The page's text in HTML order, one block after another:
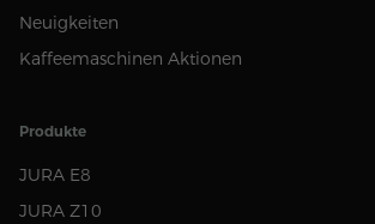
Neuigkeiten
Kaffeemaschinen Aktionen
Produkte
JURA E8
JURA Z10